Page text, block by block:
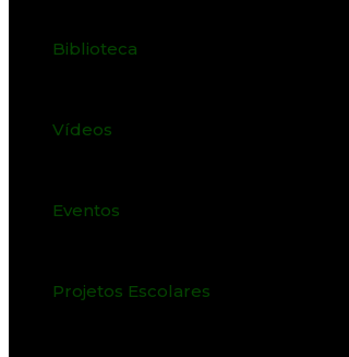
Biblioteca
Vídeos
Eventos
Projetos Escolares